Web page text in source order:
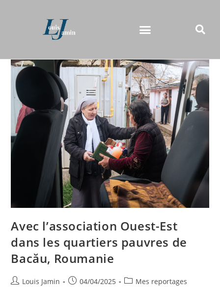
Avec l’association Ouest-Est
dans les quartiers pauvres de
Bacău, Roumanie
Louis Jamin 04/04/2025 Mes reportages